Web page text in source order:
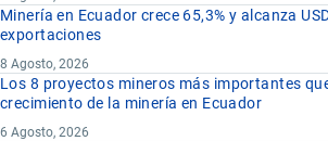
Minería en Ecuador crece 65,3% y alcanza
exportaciones
8 Agosto, 2026
Los 8 proyectos mineros más importantes
crecimiento de la minería en Ecuador
6 Agosto, 2026